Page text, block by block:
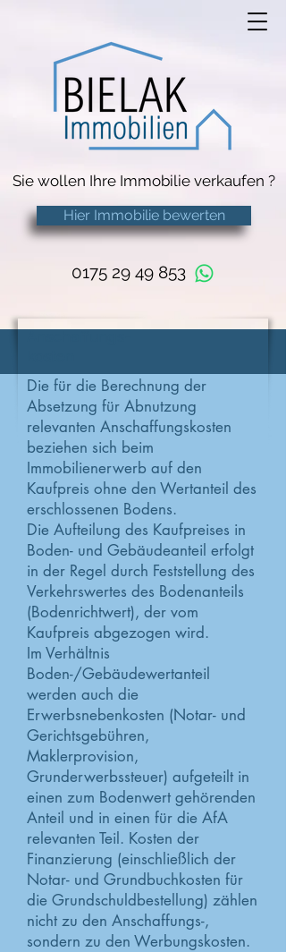
Sie wollen Ihre Immobilie verkaufen ?
Hier Immobilie bewerten
0175 29 49 853
Die für die Berechnung der
Absetzung für Abnutzung
relevanten Anschaffungskosten
beziehen sich beim
Immobilienerwerb auf den
Kaufpreis ohne den Wertanteil des
erschlossenen Bodens.
Die Aufteilung des Kaufpreises in
Boden- und Gebäudeanteil erfolgt
in der Regel durch Feststellung des
Verkehrswertes des Bodenanteils
(Bodenrichtwert), der vom
Kaufpreis abgezogen wird.
Im Verhältnis
Boden-/Gebäudewertanteil
werden auch die
Erwerbsnebenkosten (Notar- und
Gerichtsgebühren,
Maklerprovision,
Grunderwerbssteuer) aufgeteilt in
einen zum Bodenwert gehörenden
Anteil und in einen für die AfA
relevanten Teil. Kosten der
Finanzierung (einschließlich der
Notar- und Grundbuchkosten für
die Grundschuldbestellung) zählen
nicht zu den Anschaffungs-,
sondern zu den Werbungskosten.